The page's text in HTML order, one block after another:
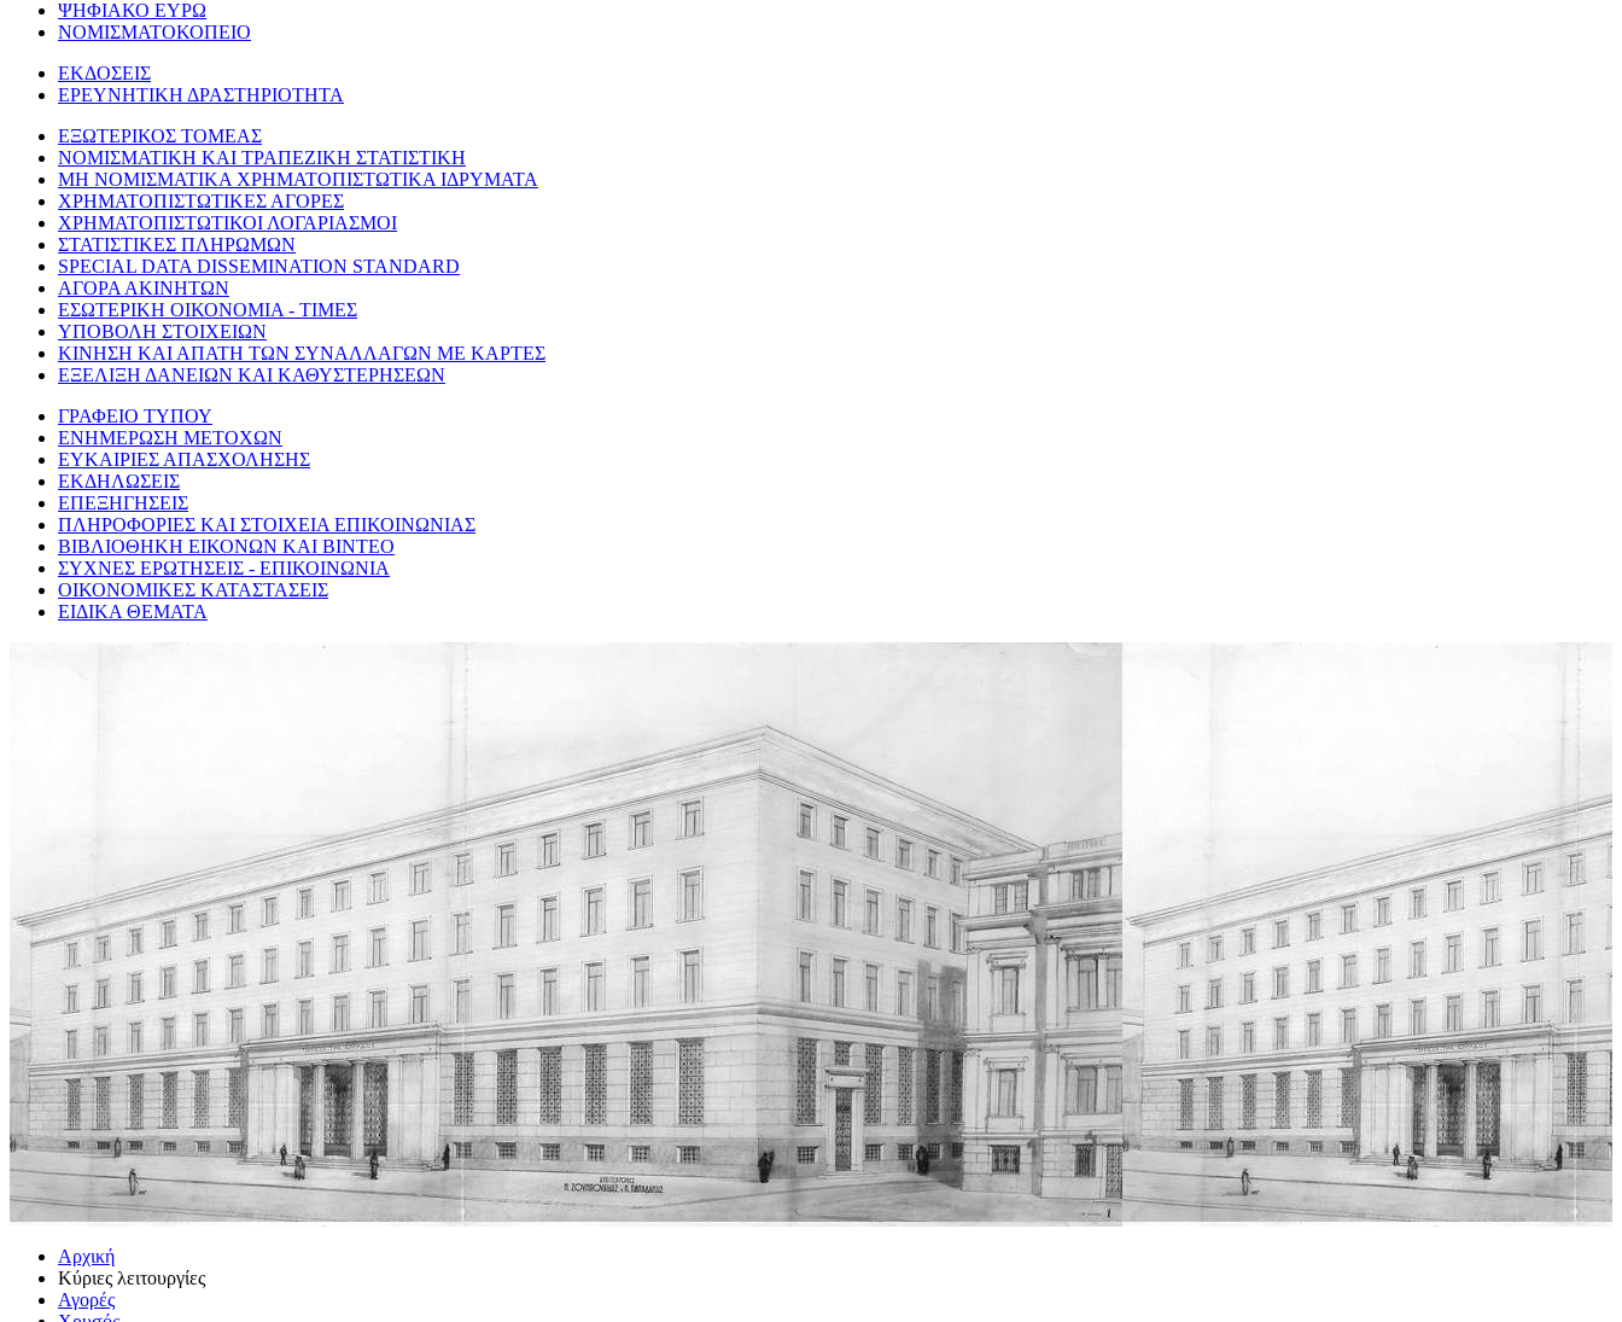
ΨΗΦΙΑΚΟ ΕΥΡΩ
ΝΟΜΙΣΜΑΤΟΚΟΠΕΙΟ
ΕΚΔΟΣΕΙΣ
ΕΡΕΥΝΗΤΙΚΗ ΔΡΑΣΤΗΡΙΟΤΗΤΑ
ΕΞΩΤΕΡΙΚΟΣ ΤΟΜΕΑΣ
ΝΟΜΙΣΜΑΤΙΚΗ ΚΑΙ ΤΡΑΠΕΖΙΚΗ ΣΤΑΤΙΣΤΙΚΗ
ΜΗ ΝΟΜΙΣΜΑΤΙΚΑ ΧΡΗΜΑΤΟΠΙΣΤΩΤΙΚΑ ΙΔΡΥΜΑΤΑ
ΧΡΗΜΑΤΟΠΙΣΤΩΤΙΚΕΣ ΑΓΟΡΕΣ
ΧΡΗΜΑΤΟΠΙΣΤΩΤΙΚΟΙ ΛΟΓΑΡΙΑΣΜΟΙ
ΣΤΑΤΙΣΤΙΚΕΣ ΠΛΗΡΩΜΩΝ
SPECIAL DATA DISSEMINATION STANDARD
ΑΓΟΡΑ ΑΚΙΝΗΤΩΝ
ΕΣΩΤΕΡΙΚΗ ΟΙΚΟΝΟΜΙΑ - ΤΙΜΕΣ
ΥΠΟΒΟΛΗ ΣΤΟΙΧΕΙΩΝ
ΚΙΝΗΣΗ ΚΑΙ ΑΠΑΤΗ ΤΩΝ ΣΥΝΑΛΛΑΓΩΝ ΜΕ ΚΑΡΤΕΣ
ΕΞΕΛΙΞΗ ΔΑΝΕΙΩΝ ΚΑΙ ΚΑΘΥΣΤΕΡΗΣΕΩΝ
ΓΡΑΦΕΙΟ ΤΥΠΟΥ
ΕΝΗΜΕΡΩΣΗ ΜΕΤΟΧΩΝ
ΕΥΚΑΙΡΙΕΣ ΑΠΑΣΧΟΛΗΣΗΣ
ΕΚΔΗΛΩΣΕΙΣ
ΕΠΕΞΗΓΗΣΕΙΣ
ΠΛΗΡΟΦΟΡΙΕΣ ΚΑΙ ΣΤΟΙΧΕΙΑ ΕΠΙΚΟΙΝΩΝΙΑΣ
ΒΙΒΛΙΟΘΗΚΗ ΕΙΚΟΝΩΝ ΚΑΙ ΒΙΝΤΕΟ
ΣΥΧΝΕΣ ΕΡΩΤΗΣΕΙΣ - ΕΠΙΚΟΙΝΩΝΙΑ
ΟΙΚΟΝΟΜΙΚΕΣ ΚΑΤΑΣΤΑΣΕΙΣ
ΕΙΔΙΚΑ ΘΕΜΑΤΑ
Αρχική
Κύριες λειτουργίες
Αγορές